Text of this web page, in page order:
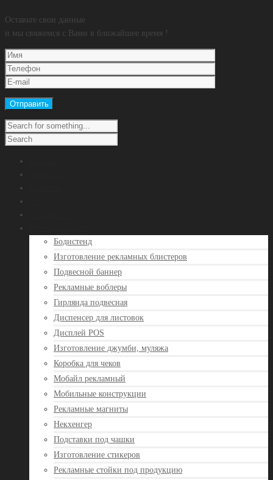
Оставьте свои данные
и мы свяжемся с Вами в ближайшее время !
Бодистенд
Изготовление рекламных блистеров
Подвесной баннер
Рекламные воблеры
Гирлянда подвесная
Диспенсер для листовок
Дисплей POS
Изготовление джумби, муляжа
Коробка для чеков
Мобайл рекламный
Мобильные конструкции
Рекламные магниты
Некхенгер
Подставки под чашки
Изготовление стикеров
Рекламные стойки под продукцию